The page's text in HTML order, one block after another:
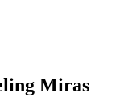
Miras